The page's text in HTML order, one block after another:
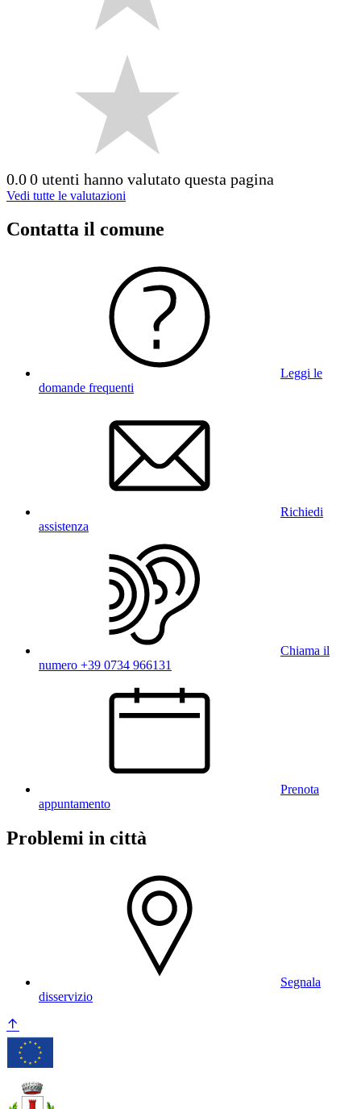
0.00 utenti hanno valutato questa pagina
Vedi tutte le valutazioni
Contatta il comune
Leggi le
domande frequenti
Richiedi
assistenza
Chiama il
numero +39 0734 966131
Prenota
appuntamento
Problemi in città
Segnala
disservizio